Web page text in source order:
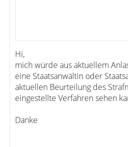
Hi,
mich würde aus aktuellem
eine Staatsanwältin oder
aktuellen Beurteilung des
eingestellte Verfahren sehen
Danke